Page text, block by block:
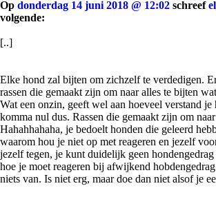
Op donderdag 14 juni 2018 @ 12:02 schreef
volgende:
[..]
Elke hond zal bijten om zichzelf te verdedigen.
rassen die gemaakt zijn om naar alles te bijten
Wat een onzin, geeft wel aan hoeveel verstand
komma nul dus. Rassen die gemaakt zijn om
Hahahhahaha, je bedoelt honden die geleerd
waarom hou je niet op met reageren en jezelf
jezelf tegen, je kunt duidelijk geen
hoe je moet reageren bij afwijkend
niets van. Is niet erg, maar doe dan niet alsof je